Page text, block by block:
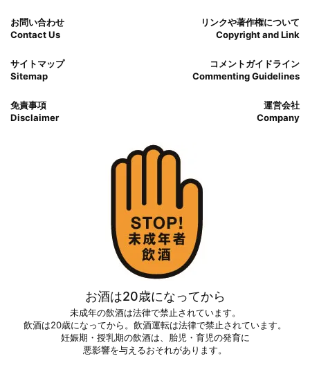
お問い合わせ
Contact Us
リンクや著作権について
Copyright and Link
サイトマップ
Sitemap
コメントガイドライン
Commenting Guidelines
免責事項
Disclaimer
運営会社
Company
お酒は20歳になってから
未成年の飲酒は法律で禁止されています。
飲酒は20歳になってから。飲酒運転は法律で禁止されています。
妊娠期・授乳期の飲酒は、胎児・育児の発育に
悪影響を与えるおそれがあります。